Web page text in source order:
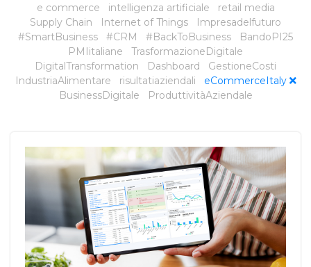
e commerce
intelligenza artificiale
retail media
Supply Chain
Internet of Things
Impresadelfuturo
#SmartBusiness
#CRM #BackToBusiness
BandoPI25
PMIitaliane
TrasformazioneDigitale
DigitalTransformation
Dashboard
GestioneCosti
IndustriaAlimentare
risultatiaziendali
eCommerceItaly
BusinessDigitale
ProduttivitàAziendale